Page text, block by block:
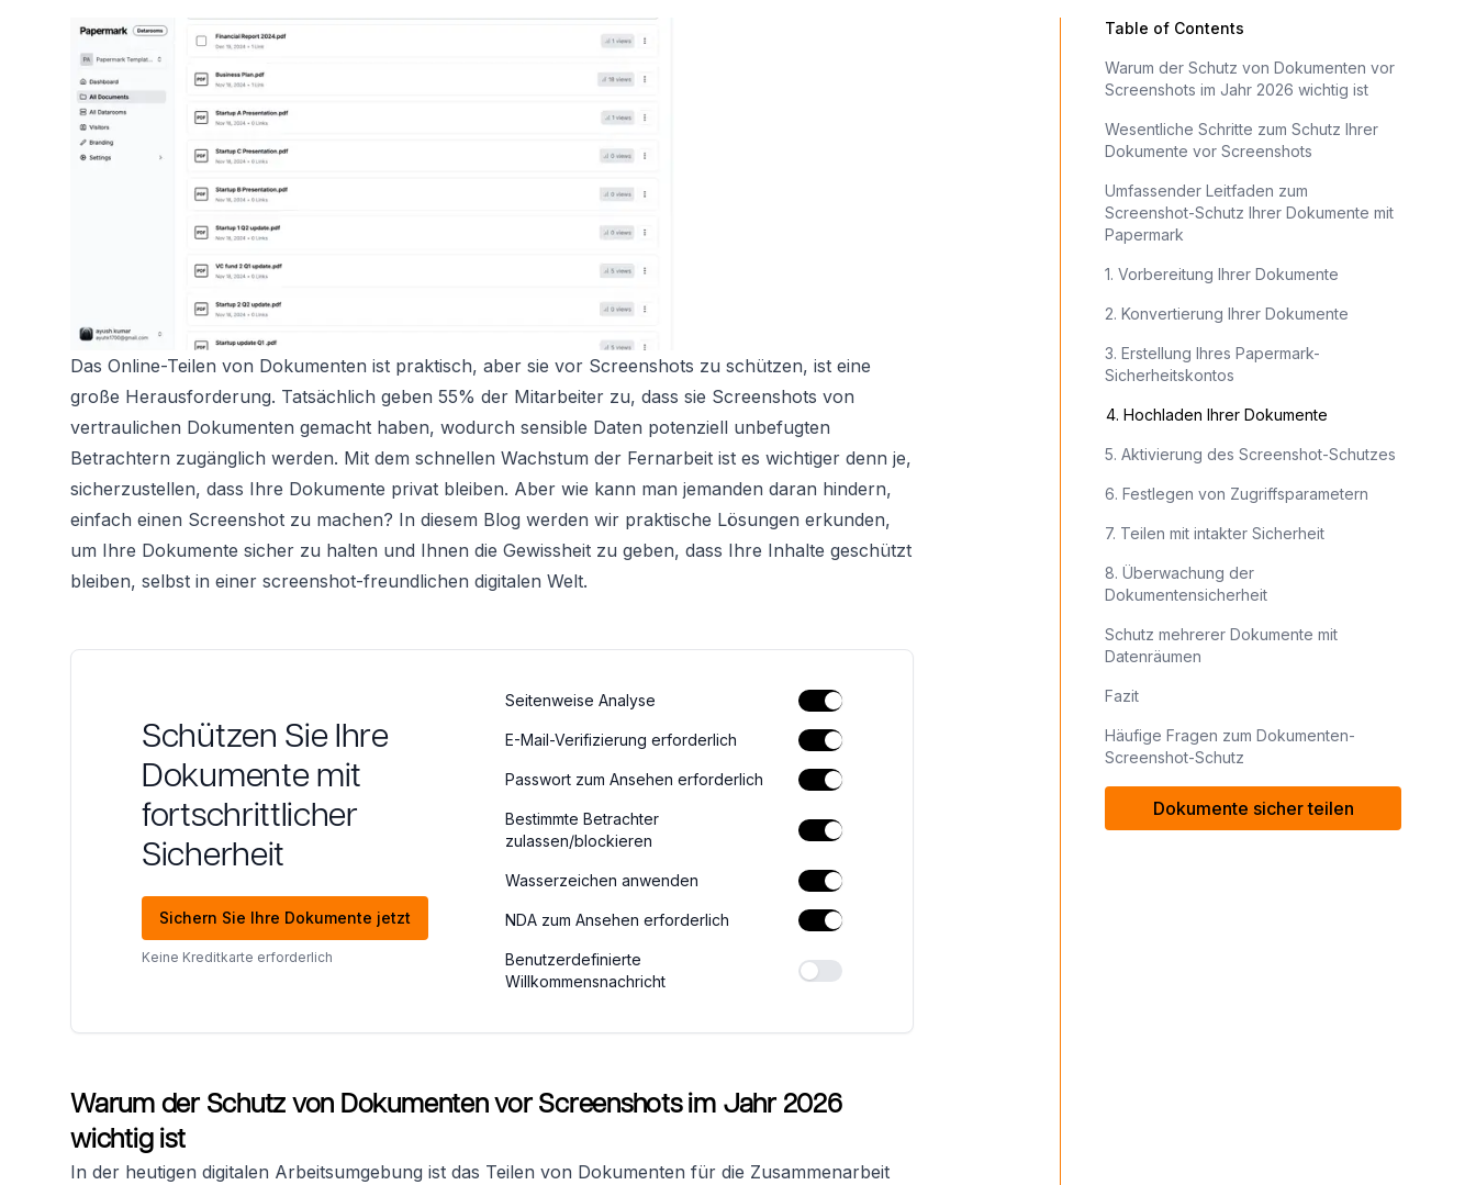
Das Online-Teilen von Dokumenten ist praktisch, aber sie vor Screenshots zu schützen, ist eine
große Herausforderung. Tatsächlich geben 55% der Mitarbeiter zu, dass sie Screenshots von
vertraulichen Dokumenten gemacht haben, wodurch sensible Daten potenziell unbefugten
Betrachtern zugänglich werden. Mit dem schnellen Wachstum der Fernarbeit ist es wichtiger denn je,
sicherzustellen, dass Ihre Dokumente privat bleiben. Aber wie kann man jemanden daran hindern,
einfach einen Screenshot zu machen? In diesem Blog werden wir praktische Lösungen erkunden,
um Ihre Dokumente sicher zu halten und Ihnen die Gewissheit zu geben, dass Ihre Inhalte geschützt
bleiben, selbst in einer screenshot-freundlichen digitalen Welt.
Schützen Sie Ihre
Dokumente mit
fortschrittlicher
Sicherheit
Sichern Sie Ihre Dokumente jetzt
Keine Kreditkarte erforderlich
Seitenweise Analyse
E-Mail-Verifizierung erforderlich
Passwort zum Ansehen erforderlich
Bestimmte Betrachter
zulassen/blockieren
Wasserzeichen anwenden
NDA zum Ansehen erforderlich
Benutzerdefinierte
Willkommensnachricht
Warum der Schutz von Dokumenten vor Screenshots im Jahr 2026
wichtig ist
In der heutigen digitalen Arbeitsumgebung ist das Teilen von Dokumenten für die Zusammenarbeit
Table of Contents
Warum der Schutz von Dokumenten vor
Screenshots im Jahr 2026 wichtig ist
Wesentliche Schritte zum Schutz Ihrer
Dokumente vor Screenshots
Umfassender Leitfaden zum
Screenshot-Schutz Ihrer Dokumente mit
Papermark
1. Vorbereitung Ihrer Dokumente
2. Konvertierung Ihrer Dokumente
3. Erstellung Ihres Papermark-
Sicherheitskontos
4. Hochladen Ihrer Dokumente
5. Aktivierung des Screenshot-Schutzes
6. Festlegen von Zugriffsparametern
7. Teilen mit intakter Sicherheit
8. Überwachung der
Dokumentensicherheit
Schutz mehrerer Dokumente mit
Datenräumen
Fazit
Häufige Fragen zum Dokumenten-
Screenshot-Schutz
Dokumente sicher teilen